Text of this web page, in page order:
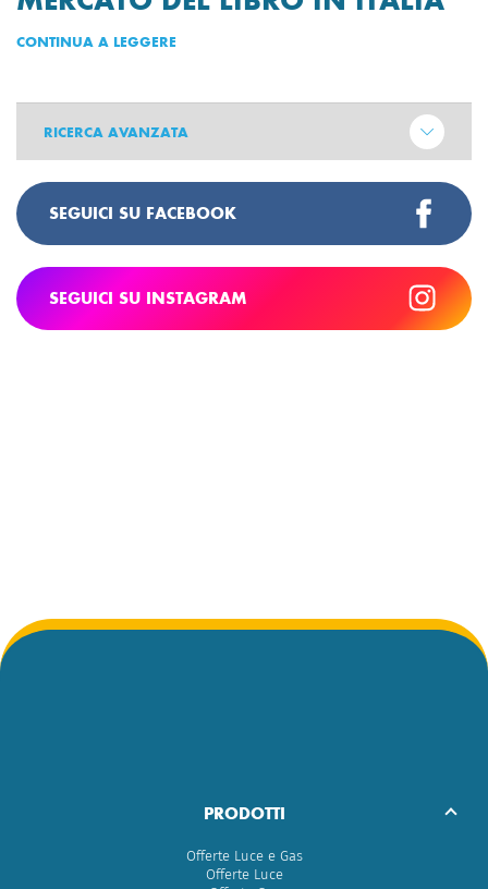
CONTINUA A LEGGERE
RICERCA AVANZATA
SEGUICI SU FACEBOOK
SEGUICI SU INSTAGRAM
PRODOTTI
Offerte Luce e Gas
Offerte Luce